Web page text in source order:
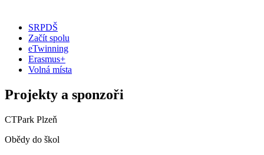
SRPDŠ
Začít spolu
eTwinning
Erasmus+
Volná místa
Projekty a sponzoři
CTPark Plzeň
Obědy do škol